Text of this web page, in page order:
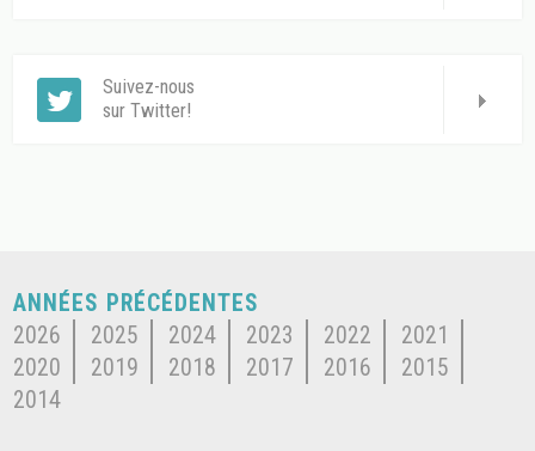
Suivez-nous
sur Twitter!
ANNÉES PRÉCÉDENTES
2026
2025 2024 2023 2022
2021
2020
2019 2018 2017 2016
2015
2014